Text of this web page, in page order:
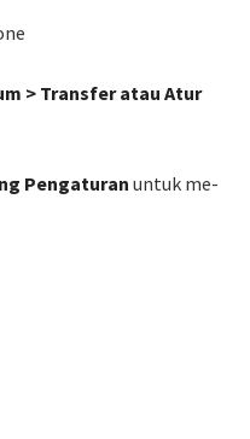
> Transfer atau Atur
Pengaturan untuk me-